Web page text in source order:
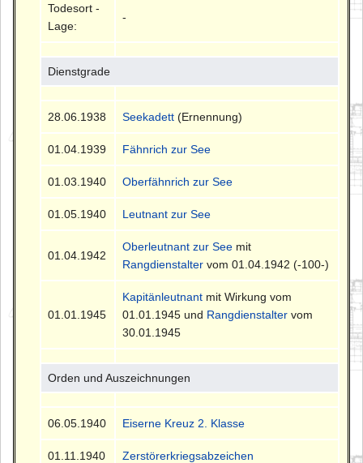
Todesort -
Lage:
-
Dienstgrade
28.06.1938 Seekadett (Ernennung)
01.04.1939 Fähnrich zur See
01.03.1940 Oberfähnrich zur See
01.05.1940 Leutnant zur See
01.04.1942
Oberleutnant zur See mit
Rangdienstalter vom 01.04.1942 (-100-)
01.01.1945
Kapitänleutnant mit Wirkung vom
01.01.1945 und Rangdienstalter vom
30.01.1945
Orden und Auszeichnungen
06.05.1940 Eiserne Kreuz 2. Klasse
01.11.1940 Zerstörerkriegsabzeichen